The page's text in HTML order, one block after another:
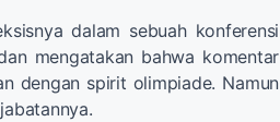
dalam sebuah konferensi
mengatakan bahwa komentar
dengan spirit olimpiade. Namun